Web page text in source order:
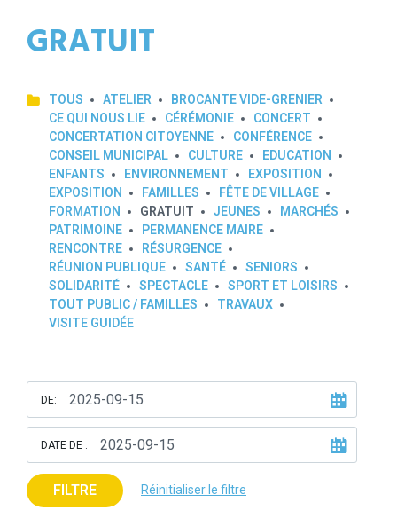
GRATUIT
TOUS ATELIER
BROCANTE VIDE-GRENIER
CE QUI NOUS LIE
CÉRÉMONIE
CONCERT
CONCERTATION CITOYENNE
CONFÉRENCE
CONSEIL MUNICIPAL
CULTURE
EDUCATION
ENFANTS
ENVIRONNEMENT
EXPOSITION
EXPOSITION
FAMILLES
FÊTE DE VILLAGE
FORMATION
GRATUIT JEUNES
MARCHÉS
PATRIMOINE
PERMANENCE MAIRE
RENCONTRE
RÉSURGENCE
RÉUNION PUBLIQUE
SANTÉ
SENIORS
SOLIDARITÉ
SPECTACLE
SPORT ET LOISIRS
TOUT PUBLIC / FAMILLES
TRAVAUX
VISITE GUIDÉE
DE:
DATE DE :
FILTRE Réinitialiser le filtre